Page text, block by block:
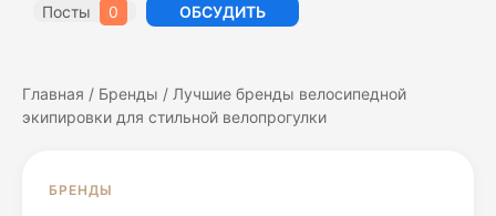
Посты 0 ОБСУДИТЬ
Главная / Бренды / Лучшие бренды велосипедной
экипировки для стильной велопрогулки
БРЕНДЫ